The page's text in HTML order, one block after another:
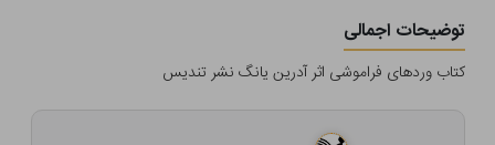
توضیحات اجمالی
کتاب وردهای فراموشی اثر آدرین یانگ نشر تندیس